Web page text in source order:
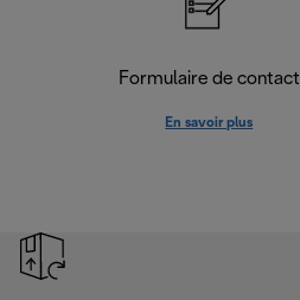
Formulaire de contact
En savoir plus